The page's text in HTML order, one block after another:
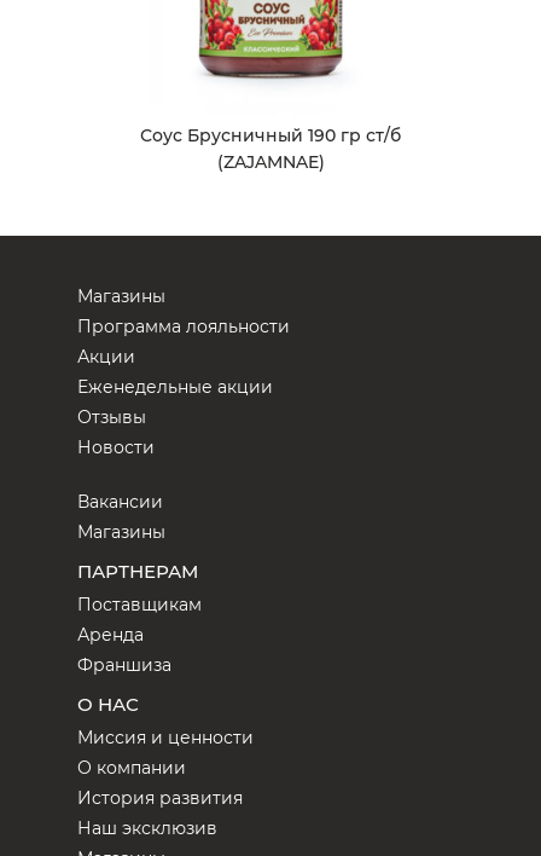
Соус Брусничный 190 гр ст/б
(ZAJAMNAE)
Магазины
Программа лояльности
Акции
Еженедельные акции
Отзывы
Новости
Вакансии
Магазины
ПАРТНЕРАМ
Поставщикам
Аренда
Франшиза
О НАС
Миссия и ценности
О компании
История развития
Наш эксклюзив